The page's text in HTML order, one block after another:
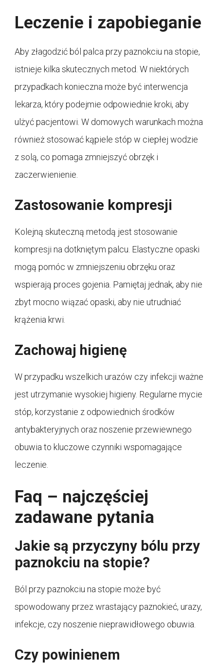
Leczenie i zapobieganie
Aby złagodzić ból palca przy paznokciu na stopie,
istnieje kilka skutecznych metod. W niektórych
przypadkach konieczna może być interwencja
lekarza, który podejmie odpowiednie kroki, aby
ulżyć pacjentowi. W domowych warunkach można
również stosować kąpiele stóp w ciepłej wodzie
z solą, co pomaga zmniejszyć obrzęk i
zaczerwienienie.
Zastosowanie kompresji
Kolejną skuteczną metodą jest stosowanie
kompresji na dotkniętym palcu. Elastyczne opaski
mogą pomóc w zmniejszeniu obrzęku oraz
wspierają proces gojenia. Pamiętaj jednak, aby nie
zbyt mocno wiązać opaski, aby nie utrudniać
krążenia krwi.
Zachowaj higienę
W przypadku wszelkich urazów czy infekcji ważne
jest utrzymanie wysokiej higieny. Regularne mycie
stóp, korzystanie z odpowiednich środków
antybakteryjnych oraz noszenie przewiewnego
obuwia to kluczowe czynniki wspomagające
leczenie.
Faq – najczęściej
zadawane pytania
Jakie są przyczyny bólu przy
paznokciu na stopie?
Ból przy paznokciu na stopie może być
spowodowany przez wrastający paznokieć, urazy,
infekcje, czy noszenie nieprawidłowego obuwia.
Czy powinienem